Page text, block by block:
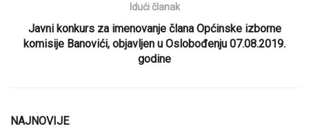
Idući članak
Javni konkurs za imenovanje člana Općinske izborne
komisije Banovići, objavljen u Oslobođenju 07.08.2019.
godine
NAJNOVIJE